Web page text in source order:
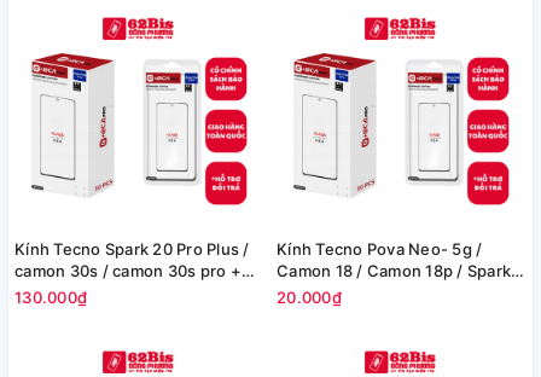
Kính Tecno Spark 20 Pro Plus /
camon 30s / camon 30s pro +
Oca
130.000₫
Kính Tecno Pova Neo- 5g /
Camon 18 / Camon 18p / Spark 8
pro / Infinix Hot 11s + Oca
20.000₫